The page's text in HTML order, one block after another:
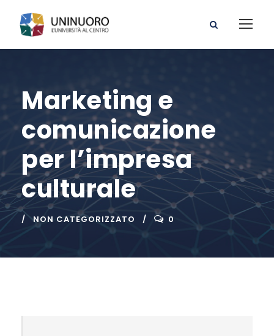
Marketing e
comunicazione
per l’impresa
culturale
NON CATEGORIZZATO 0